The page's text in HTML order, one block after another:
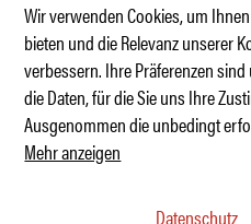
MINI x Vagabund –
Wir verwenden Cookies, um
bieten und die Relevanz unserer
verbessern. Ihre Präferenzen
die Daten, für die Sie uns Ihre
Ausgenommen die unbedingt
Mehr anzeigen
Datenschutz